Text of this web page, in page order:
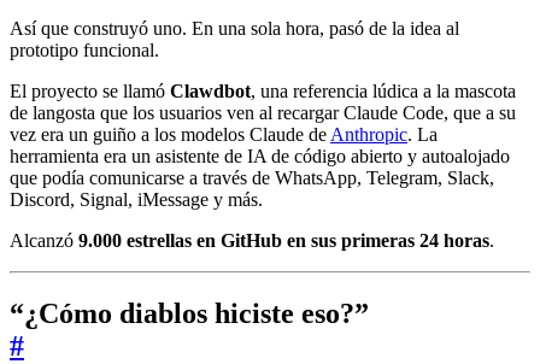
Así que construyó uno. En una sola hora, pasó de la idea al
prototipo funcional.
El proyecto se llamó Clawdbot, una referencia lúdica a la mascota
de langosta que los usuarios ven al recargar Claude Code, que a su
vez era un guiño a los modelos Claude de Anthropic. La
herramienta era un asistente de IA de código abierto y autoalojado
que podía comunicarse a través de WhatsApp, Telegram, Slack,
Discord, Signal, iMessage y más.
Alcanzó 9.000 estrellas en GitHub en sus primeras 24 horas.
“¿Cómo diablos hiciste eso?”
#